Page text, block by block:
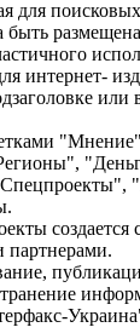
для
интернет-
или
создается
партнерами.